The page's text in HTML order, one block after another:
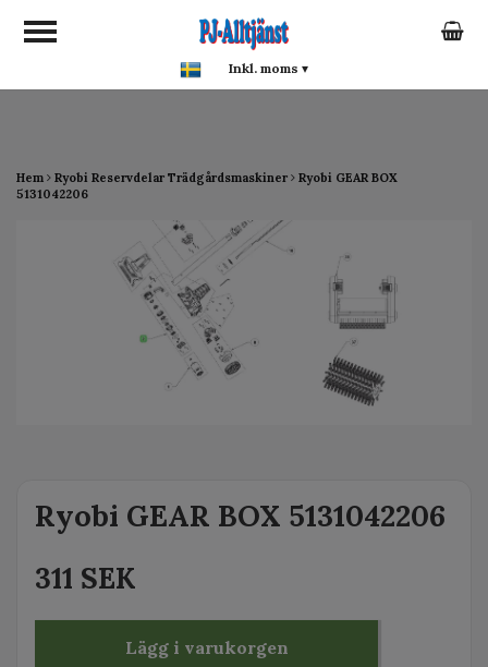
google-site-verification:
google0142a1f5f0015a93.html
Hem Ryobi Reservdelar Trädgårdsmaskiner
Ryobi GEAR BOX
5131042206
Ryobi GEAR BOX 5131042206
311 SEK
Lägg i varukorgen
Inkl. moms ▾